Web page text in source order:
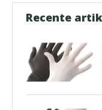
Recente